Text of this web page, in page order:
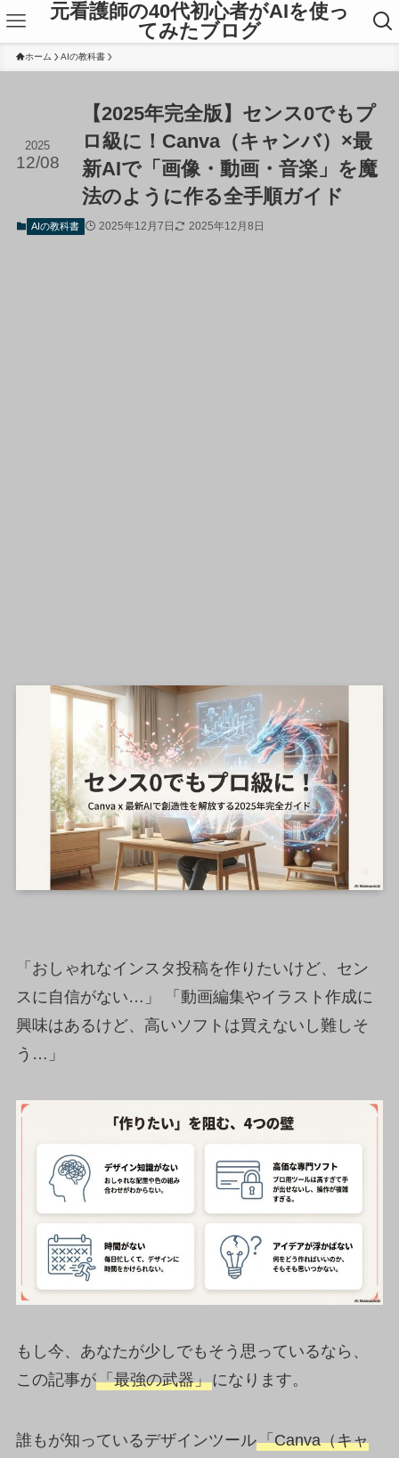
元看護師の40代初心者がAIを使っ
てみたブログ
ホーム AIの教科書
【2025年完全版】センス0でもプ
ロ級に！Canva（キャンバ）×最
新AIで「画像・動画・音楽」を魔
法のように作る全手順ガイド
2025
12/08
AIの教科書 2025年12月7日 2025年12月8日
「おしゃれなインスタ投稿を作りたいけど、セン
スに自信がない…」 「動画編集やイラスト作成に
興味はあるけど、高いソフトは買えないし難しそ
う…」
もし今、あなたが少しでもそう思っているなら、
この記事が「最強の武器」になります。
誰もが知っているデザインツール「Canva（キャ